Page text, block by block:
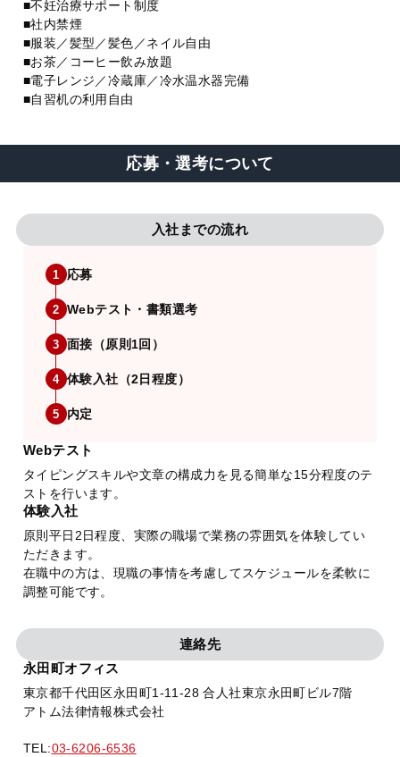
■不妊治療サポート制度
■社内禁煙
■服装／髪型／髪色／ネイル自由
■お茶／コーヒー飲み放題
■電子レンジ／冷蔵庫／冷水温水器完備
■自習机の利用自由
応募・選考について
入社までの流れ
1 応募
2 Webテスト・書類選考
3 面接（原則1回）
4 体験入社（2日程度）
5 内定
Webテスト
タイピングスキルや文章の構成力を見る簡単な15分程度のテ
ストを行います。
体験入社
原則平日2日程度、実際の職場で業務の雰囲気を体験してい
ただきます。
在職中の方は、現職の事情を考慮してスケジュールを柔軟に
調整可能です。
連絡先
永田町オフィス
東京都千代田区永田町1-11-28 合人社東京永田町ビル7階
アトム法律情報株式会社
TEL:03-6206-6536